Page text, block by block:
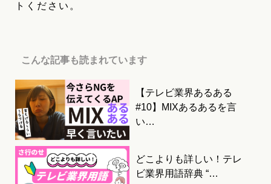
トください。
こんな記事も読まれています
【テレビ業界あるある
#10】MIXあるあるを言
い…
どこよりも詳しい！テレ
ビ業界用語辞典 “…